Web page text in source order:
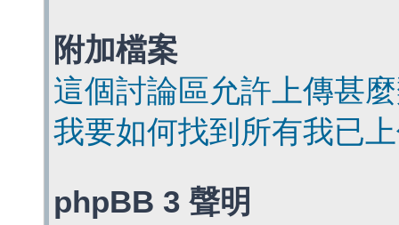
附加檔案
這個討論區允許上傳甚
我要如何找到所有我已
phpBB 3 聲明